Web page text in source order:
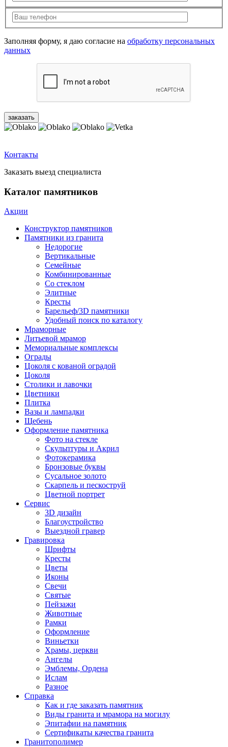
Заполняя форму, я даю согласие на обработку персональных
данных
Контакты
Заказать выезд специалиста
Каталог памятников
Акции
Конструктор памятников
Памятники из гранита
Недорогие
Вертикальные
Семейные
Комбинированные
Со стеклом
Элитные
Кресты
Барельеф/3D памятники
Удобный поиск по каталогу
Мраморные
Литьевой мрамор
Мемориальные комплексы
Ограды
Цоколя с кованой оградой
Цоколя
Столики и лавочки
Цветники
Плитка
Вазы и лампадки
Щебень
Оформление памятника
Фото на стекле
Скульптуры и Акрил
Фотокерамика
Бронзовые буквы
Сусальное золото
Скарпель и пескоструй
Цветной портрет
Сервис
3D дизайн
Благоустройство
Выездной гравер
Гравировка
Шрифты
Кресты
Цветы
Иконы
Свечи
Святые
Пейзажи
Животные
Рамки
Оформление
Виньетки
Храмы, церкви
Ангелы
Эмблемы, Ордена
Ислам
Разное
Справка
Как и где заказать памятник
Виды гранита и мрамора на могилу
Эпитафии на памятник
Сертификаты качества гранита
Гранитополимер